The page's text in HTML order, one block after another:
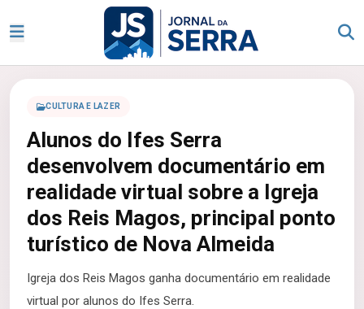
CULTURA E LAZER
Alunos do Ifes Serra
desenvolvem documentário em
realidade virtual sobre a Igreja
dos Reis Magos, principal ponto
turístico de Nova Almeida
Igreja dos Reis Magos ganha documentário em realidade
virtual por alunos do Ifes Serra.